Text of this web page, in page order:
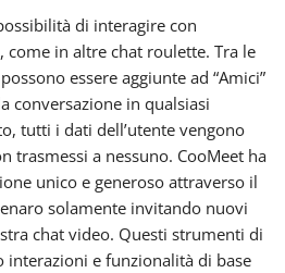
di interagire con
in altre chat roulette. Tra le
essere aggiunte ad “Amici”
conversazione in qualsiasi
tutti i dati dell’utente vengono
trasmessi a nessuno. CooMeet ha
unico e generoso attraverso il
solamente invitando nuovi
chat video. Questi strumenti di
interazioni e funzionalità di base